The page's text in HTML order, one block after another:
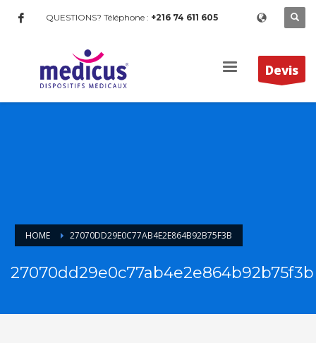
QUESTIONS? Téléphone : +216 74 611 605
Devis
HOME 27070DD29E0C77AB4E2E864B92B75F3B
27070dd29e0c77ab4e2e864b92b75f3b